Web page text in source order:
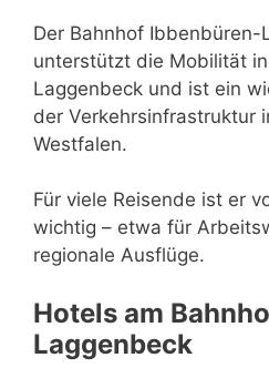
Der Bahnhof Ibbenbüren-
unterstützt die Mobilität
Laggenbeck und ist ein
der Verkehrsinfrastruktur
Westfalen.
Für viele Reisende ist er
wichtig – etwa für
regionale Ausflüge.
Hotels am
Laggenbeck